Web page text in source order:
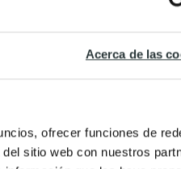
Acerca de las
ofrecer funciones de
sitio web con nuestros
de